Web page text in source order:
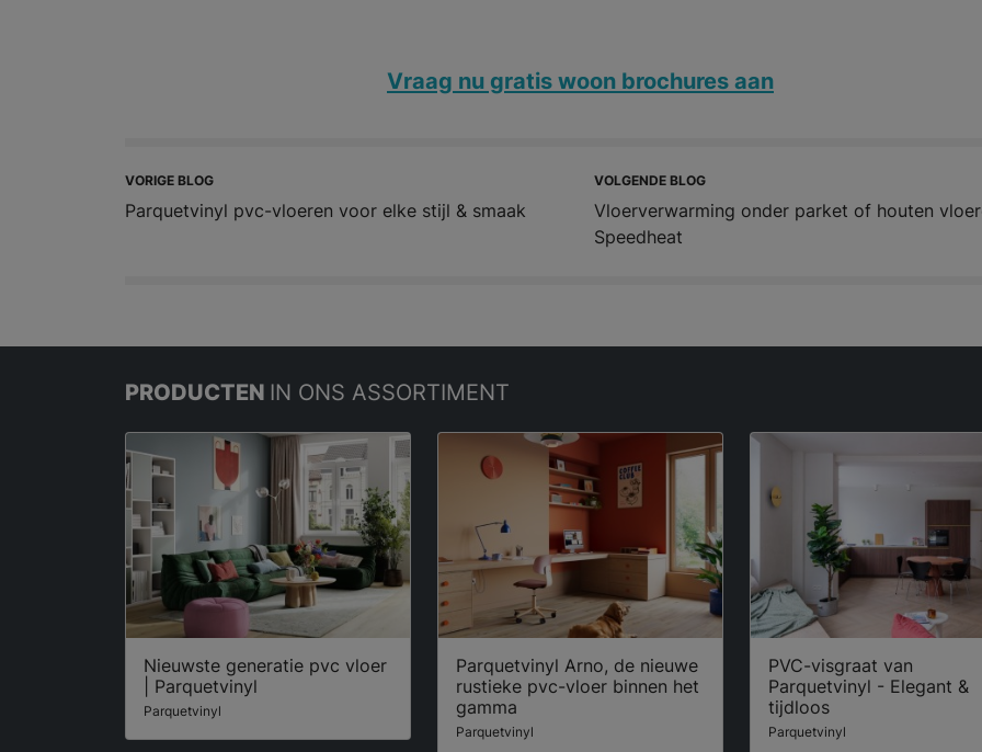
Vraag nu gratis woon brochures aan
VORIGE BLOG
Parquetvinyl pvc-vloeren voor elke stijl & smaak
VOLGENDE BLOG
Vloerverwarming onder parket of houten
Speedheat
PRODUCTEN IN ONS ASSORTIMENT
Nieuwste generatie pvc vloer
| Parquetvinyl
Parquetvinyl
Parquetvinyl Arno, de nieuwe
rustieke pvc-vloer binnen het
gamma
Parquetvinyl
PVC-visgraat van
Parquetvinyl - Elegant &
tijdloos
Parquetvinyl